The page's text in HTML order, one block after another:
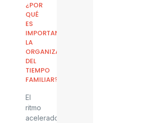
¿POR
QUÉ
ES
IMPORTANTE
LA
ORGANIZACIÓN
DEL
TIEMPO
FAMILIAR?
El
ritmo
acelerado